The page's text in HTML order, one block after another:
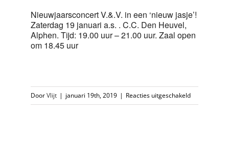
Nieuwjaarsconcert V.&.V. in een ‘nieuw jasje’!
Zaterdag 19 januari a.s. . C.C. Den Heuvel,
Alphen. Tijd: 19.00 uur – 21.00 uur. Zaal open
om 18.45 uur
DoorVlijt | januari 19th, 2019 | Reacties uitgeschakeldvoor